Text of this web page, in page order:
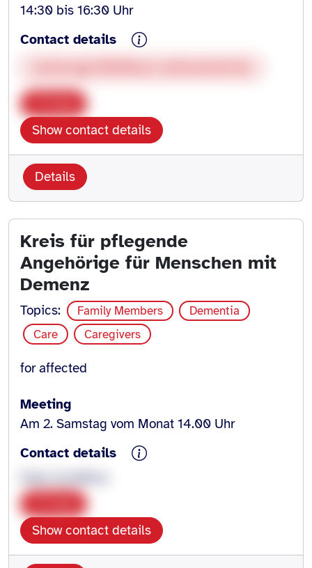
14:30 bis 16:30 Uhr
Contact details
Show contact details
Details
Kreis für pflegende
Angehörige für Menschen mit
Demenz
Topics: Family Members
Dementia
Care
Caregivers
for affected
Meeting
Am 2. Samstag vom Monat 14.00 Uhr
Contact details
Peter Schäffner
Show contact details